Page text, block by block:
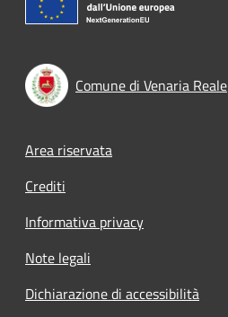
Comune di Venaria Reale
Footer menu
Area riservata
Crediti
Informativa privacy
Note legali
Dichiarazione di accessibilità